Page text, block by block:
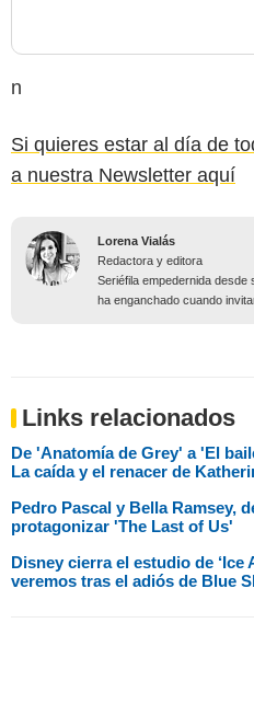
n
Si quieres estar al día de
a nuestra Newsletter aquí
Lorena Vialás
Redactora y editora
Seriéfila empedernida desde
ha enganchado cuando
Links relacionados
De 'Anatomía de Grey' a 'El
La caída y el renacer de
Pedro Pascal y Bella Ramsey,
protagonizar 'The Last of Us'
Disney cierra el estudio de ‘Ice
veremos tras el adiós de Blue